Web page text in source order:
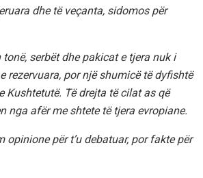
dhe të veçanta, sidomos për
serbët dhe pakicat e tjera nuk i
rezervuara, por një shumicë të dyfishtë
Kushtetutë. Të drejta të cilat as që
nga afër me shtete të tjera evropiane.
opinione për t’u debatuar, por fakte për